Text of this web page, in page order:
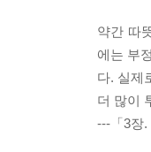
약간 따
에는 부
다. 실제
더 많이
---「3장.